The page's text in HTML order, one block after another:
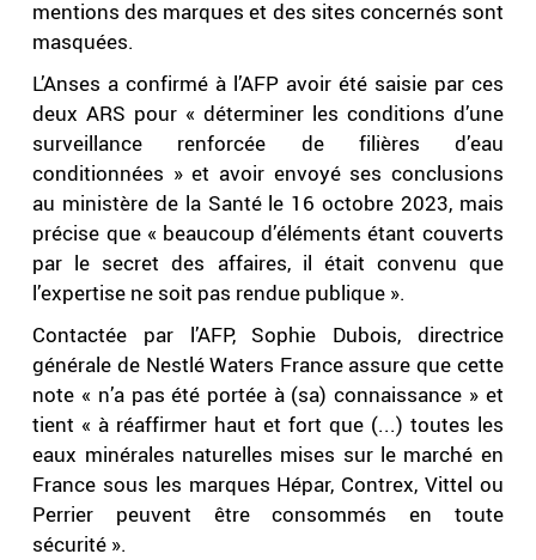
mentions des marques et des sites concernés sont
masquées.
L’Anses a confirmé à l’AFP avoir été saisie par ces
deux ARS pour « déterminer les conditions d’une
surveillance renforcée de filières d’eau
conditionnées » et avoir envoyé ses conclusions
au ministère de la Santé le 16 octobre 2023, mais
précise que « beaucoup d’éléments étant couverts
par le secret des affaires, il était convenu que
l’expertise ne soit pas rendue publique ».
Contactée par l’AFP, Sophie Dubois, directrice
générale de Nestlé Waters France assure que cette
note « n’a pas été portée à (sa) connaissance » et
tient « à réaffirmer haut et fort que (...) toutes les
eaux minérales naturelles mises sur le marché en
France sous les marques Hépar, Contrex, Vittel ou
Perrier peuvent être consommés en toute
sécurité ».